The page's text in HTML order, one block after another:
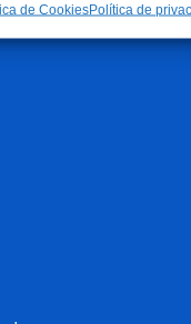
de CookiesPolítica de